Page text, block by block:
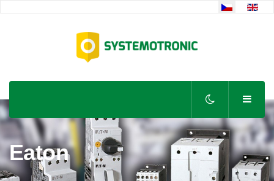
Zvolte jazyk
Eaton